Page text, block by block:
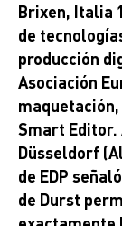
Brixen, Italia
de
producción
Asociación
Smart Editor.
Düsseldorf
de EDP
de Durst